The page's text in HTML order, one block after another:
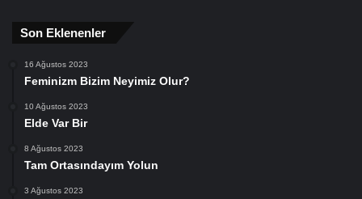
Son Eklenenler
16 Ağustos 2023
Feminizm Bizim Neyimiz Olur?
10 Ağustos 2023
Elde Var Bir
8 Ağustos 2023
Tam Ortasındayım Yolun
3 Ağustos 2023